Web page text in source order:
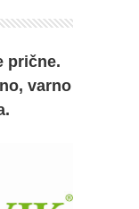
prične.
varno